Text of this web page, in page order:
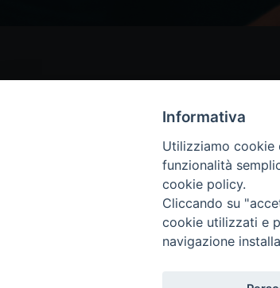
Informativa
Utilizziamo cookie
funzionalità
cookie policy.
Cliccando su
cookie utilizzati e
navigazione